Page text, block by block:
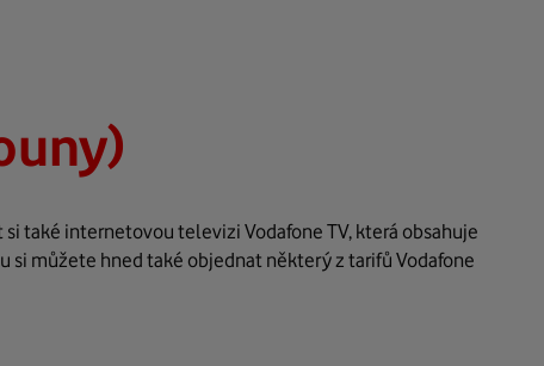
také internetovou televizi Vodafone TV, která obsahuje
si můžete hned také objednat některý z tarifů Vodafone